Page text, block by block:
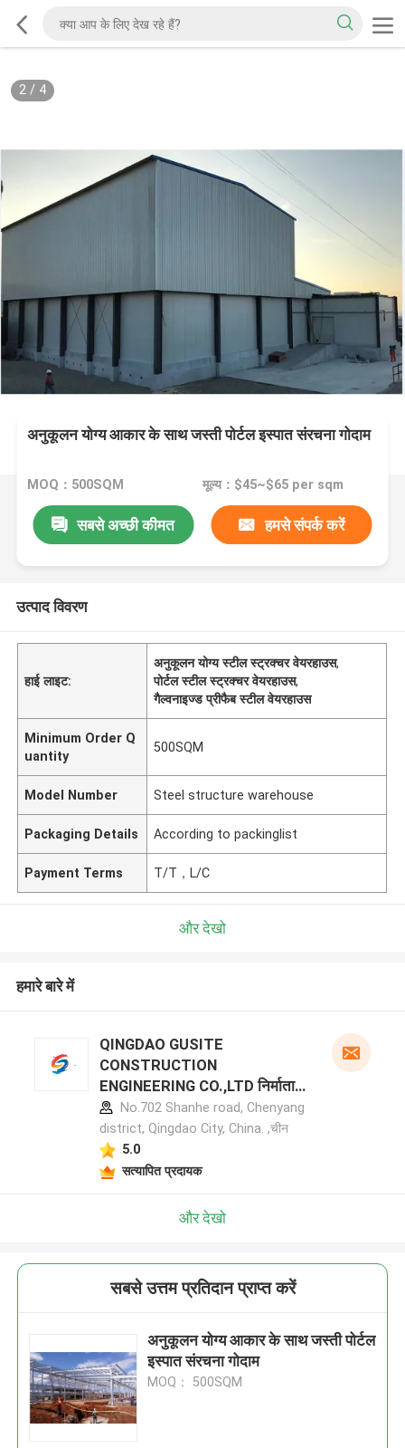
2/ 4
अनुकूलन योग्य आकार के साथ जस्ती पोर्टल इस्पात संरचना गोदाम
MOQ：500SQM मूल्य：$45~$65 per sqm
सबसे अच्छी कीमत हमसे संपर्क करें
उत्पाद विवरण
हाई लाइट:
अनुकूलन योग्य स्टील स्ट्रक्चर वेयरहाउस,
पोर्टल स्टील स्ट्रक्चर वेयरहाउस,
गैल्वनाइज्ड प्रीफैब स्टील वेयरहाउस
Minimum Order Q
uantity
500SQM
Model Number Steel structure warehouse
Packaging Details According to packinglist
Payment Terms T/T，L/C
और देखो
हमारे बारे में
QINGDAO GUSITE
CONSTRUCTION
ENGINEERING CO.,LTD निर्माता
प्रोफ़ाइलNo.702 Shanhe road, Chenyang
district, Qingdao City, China. ,चीन
5.0
सत्यापित प्रदायक
और देखो
सबसे उत्तम प्रतिदान प्राप्त करें
अनुकूलन योग्य आकार के साथ जस्ती पोर्टल
इस्पात संरचना गोदाम
MOQ： 500SQM